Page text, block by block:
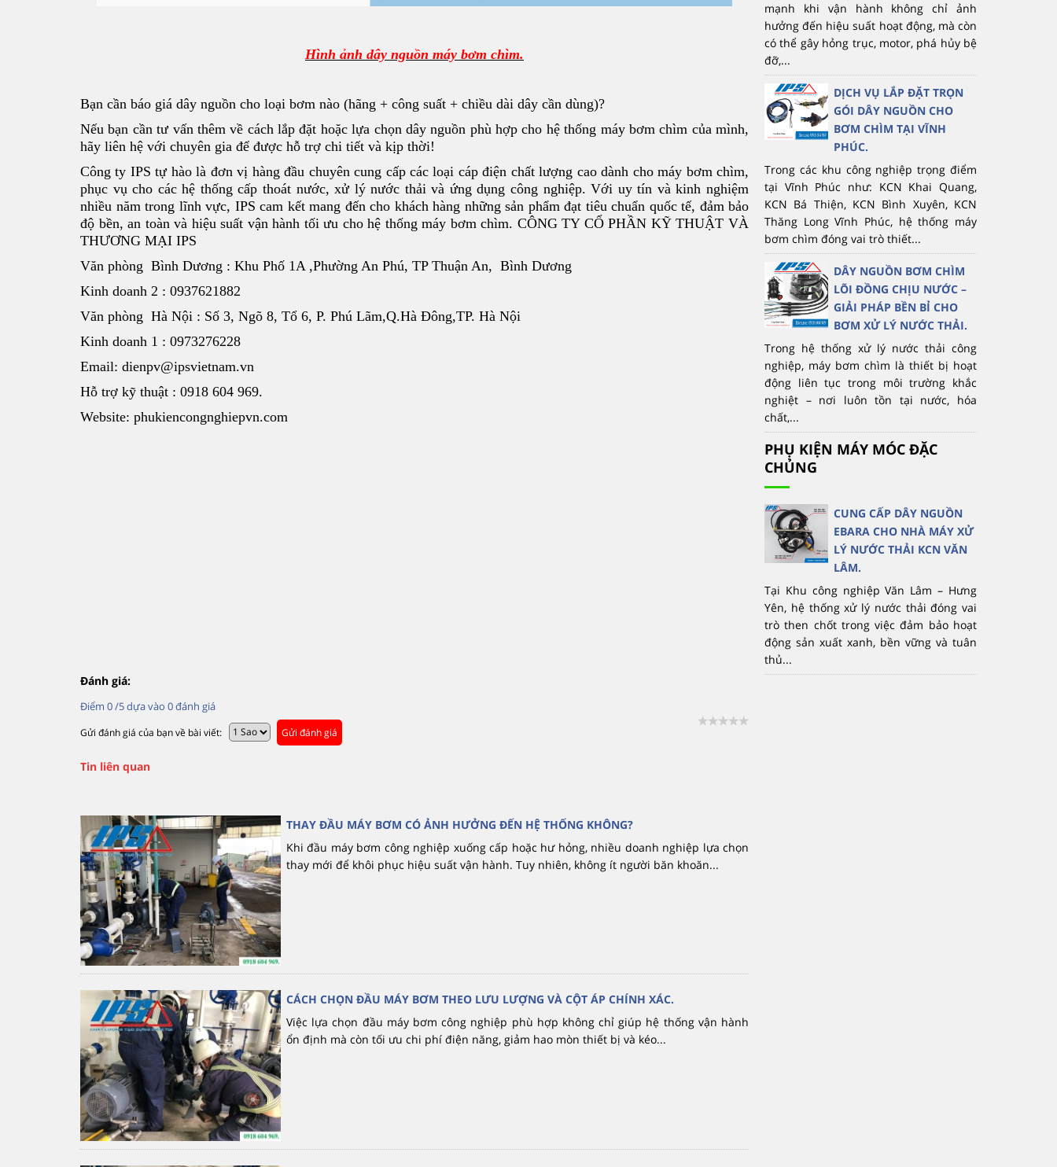
Hình ảnh dây nguồn máy bơm chìm.
Bạn cần báo giá dây nguồn cho loại bơm nào (hãng + công suất + chiều dài dây cần dùng)?
Nếu bạn cần tư vấn thêm về cách lắp đặt hoặc lựa chọn dây nguồn phù hợp cho hệ thống máy bơm chìm của mình,
hãy liên hệ với chuyên gia để được hỗ trợ chi tiết và kịp thời!
Công ty IPS tự hào là đơn vị hàng đầu chuyên cung cấp các loại cáp điện chất lượng cao dành cho máy bơm chìm,
phục vụ cho các hệ thống cấp thoát nước, xử lý nước thải và ứng dụng công nghiệp. Với uy tín và kinh nghiệm
nhiều năm trong lĩnh vực, IPS cam kết mang đến cho khách hàng những sản phẩm đạt tiêu chuẩn quốc tế, đảm bảo
độ bền, an toàn và hiệu suất vận hành tối ưu cho hệ thống máy bơm chìm. CÔNG TY CỔ PHẦN KỸ THUẬT VÀ
THƯƠNG MẠI IPS
Văn phòng Bình Dương : Khu Phố 1A ,Phường An Phú, TP Thuận An, Bình Dương
Kinh doanh 2 : 0937621882
Văn phòng Hà Nội : Số 3, Ngõ 8, Tổ 6, P. Phú Lãm,Q.Hà Đông,TP. Hà Nội
Kinh doanh 1 : 0973276228
Email: dienpv@ipsvietnam.vn
Hỗ trợ kỹ thuật : 0918 604 969.
Website: phukiencongnghiepvn.com
Đánh giá:
Điểm 0/5 dựa vào 0đánh giá
Gửi đánh giá của bạn về bài viết: Gửi đánh giá
Tin liên quan
THAY ĐẦU MÁY BƠM CÓ ẢNH HƯỞNG ĐẾN HỆ THỐNG KHÔNG?
Khi đầu máy bơm công nghiệp xuống cấp hoặc hư hỏng, nhiều doanh nghiệp lựa chọn
thay mới để khôi phục hiệu suất vận hành. Tuy nhiên, không ít người băn khoăn...
CÁCH CHỌN ĐẦU MÁY BƠM THEO LƯU LƯỢNG VÀ CỘT ÁP CHÍNH XÁC.
Việc lựa chọn đầu máy bơm công nghiệp phù hợp không chỉ giúp hệ thống vận hành
ổn định mà còn tối ưu chi phí điện năng, giảm hao mòn thiết bị và kéo...
mạnh khi vận hành không chỉ ảnh
hưởng đến hiệu suất hoạt động, mà còn
có thể gây hỏng trục, motor, phá hủy bệ
đỡ,...
DỊCH VỤ LẮP ĐẶT TRỌN
GÓI DÂY NGUỒN CHO
BƠM CHÌM TẠI VĨNH
PHÚC.
Trong các khu công nghiệp trọng điểm
tại Vĩnh Phúc như: KCN Khai Quang,
KCN Bá Thiện, KCN Bình Xuyên, KCN
Thăng Long Vĩnh Phúc, hệ thống máy
bơm chìm đóng vai trò thiết...
DÂY NGUỒN BƠM CHÌM
LÕI ĐỒNG CHỊU NƯỚC –
GIẢI PHÁP BỀN BỈ CHO
BƠM XỬ LÝ NƯỚC THẢI.
Trong hệ thống xử lý nước thải công
nghiệp, máy bơm chìm là thiết bị hoạt
động liên tục trong môi trường khắc
nghiệt – nơi luôn tồn tại nước, hóa
chất,...
PHỤ KIỆN MÁY MÓC ĐẶC
CHỦNG
CUNG CẤP DÂY NGUỒN
EBARA CHO NHÀ MÁY XỬ
LÝ NƯỚC THẢI KCN VĂN
LÂM.
Tại Khu công nghiệp Văn Lâm – Hưng
Yên, hệ thống xử lý nước thải đóng vai
trò then chốt trong việc đảm bảo hoạt
động sản xuất xanh, bền vững và tuân
thủ...